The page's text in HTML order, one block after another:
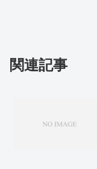
関連記事